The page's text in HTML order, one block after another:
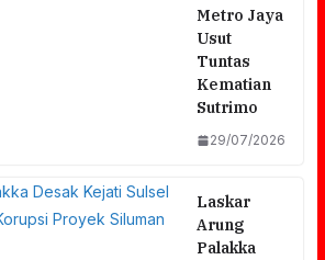
Metro Jaya
Usut
Tuntas
Kematian
Sutrimo
29/07/2026
Laskar
Arung
Palakka